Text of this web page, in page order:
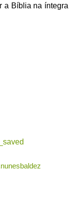
a Bíblia na íntegra